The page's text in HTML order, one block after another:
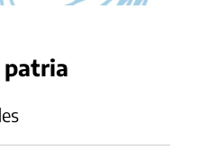
patria